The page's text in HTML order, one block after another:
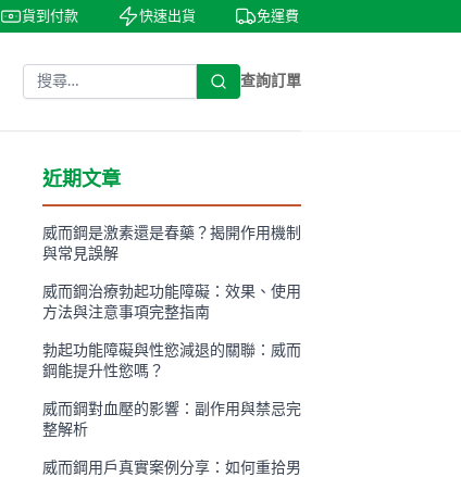
貨到付款 快速出貨 免運費
查詢訂單
近期文章
威而鋼是激素還是春藥？揭開作用機制
與常見誤解
威而鋼治療勃起功能障礙：效果、使用
方法與注意事項完整指南
勃起功能障礙與性慾減退的關聯：威而
鋼能提升性慾嗎？
威而鋼對血壓的影響：副作用與禁忌完
整解析
威而鋼用戶真實案例分享：如何重拾男